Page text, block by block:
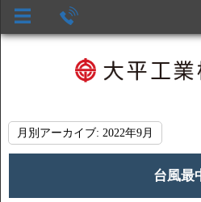
月別アーカイブ: 2022年9月
台風最